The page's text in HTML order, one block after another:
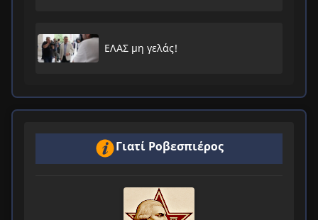
ΕΛΑΣ μη γελάς!
Γιατί Ροβεσπιέρος